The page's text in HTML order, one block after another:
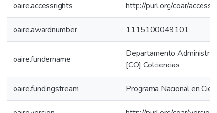
oaire.accessrights http://purl.org/coar/
oaire.awardnumber 1115100049101
oaire.fundername
Departamento
[CO] Colciencias
oaire.fundingstream Programa Nacional en